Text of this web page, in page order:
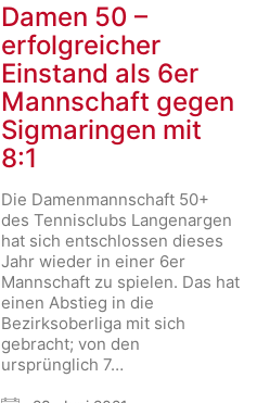
Damen 50 –
erfolgreicher
Einstand als 6er
Mannschaft gegen
Sigmaringen mit
8:1
Die Damenmannschaft 50+
des Tennisclubs Langenargen
hat sich entschlossen dieses
Jahr wieder in einer 6er
Mannschaft zu spielen. Das hat
einen Abstieg in die
Bezirksoberliga mit sich
gebracht; von den
ursprünglich 7…